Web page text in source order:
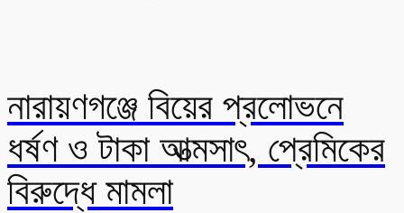
নারায়ণগঞ্জে বিয়ের প্রলোভনে
ধর্ষণ ও টাকা আত্মসাৎ, প্রেমিকের
বিরুদ্ধে মামলা